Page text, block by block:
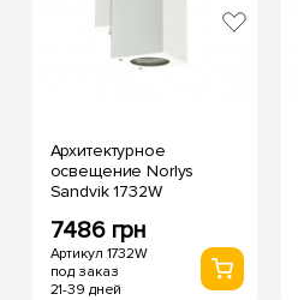
Архитектурное
освещение Norlys
Sandvik 1732W
7486 грн
Артикул 1732W
под заказ
21-39 дней